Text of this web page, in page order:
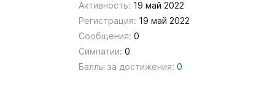
Активность: 19 май 2022
Регистрация: 19 май 2022
Сообщения: 0
Симпатии: 0
Баллы за достижения: 0